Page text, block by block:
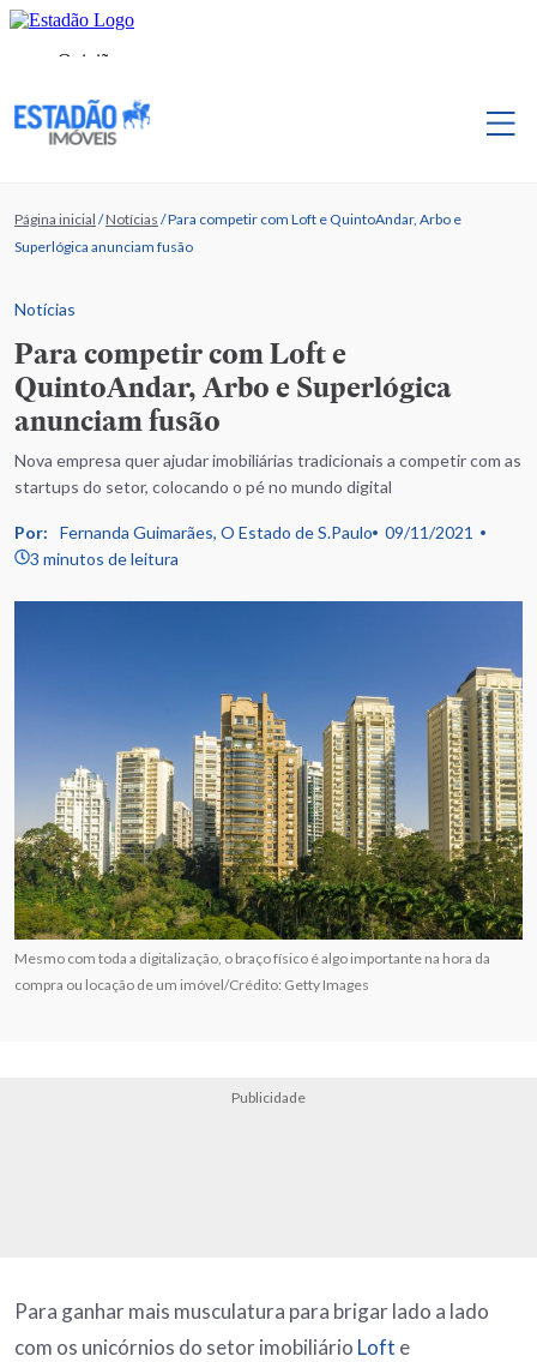
Página inicial /Notícias /Para competir com Loft e QuintoAndar, Arbo e
Superlógica anunciam fusão
Notícias
Para competir com Loft e
QuintoAndar, Arbo e Superlógica
anunciam fusão
Nova empresa quer ajudar imobiliárias tradicionais a competir com as
startups do setor, colocando o pé no mundo digital
Por: Fernanda Guimarães, O Estado de S.Paulo
09/11/2021
3 minutos de leitura
Mesmo com toda a digitalização, o braço físico é algo importante na hora da
compra ou locação de um imóvel/Crédito: Getty Images
Publicidade
Para ganhar mais musculatura para brigar lado a lado
com os unicórnios do setor imobiliário Loft e